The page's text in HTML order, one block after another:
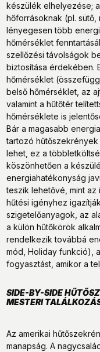
készülék elhelyezése;
hőforrásoknak (pl.
lényegesen több
hőmérséklet
szellőzési távolságok
biztosítása érdekében.
hőmérséklet
belső hőmérséklet, az
valamint a hűtőtér
hőmérséklete is
Bár a magasabb
tartozó
lehet, ez a
köszönhetően a
energiahatékonyság
teszik lehetővé, mint
hűtési igényhez
szigetelőanyagok, az
a külön hűtőkörök
rendelkezik továbbá
mód, Holiday funkció),
fogyasztást, amikor a
SIDE-BY-SIDE
MESTERI
Az amerikai
manapság. A